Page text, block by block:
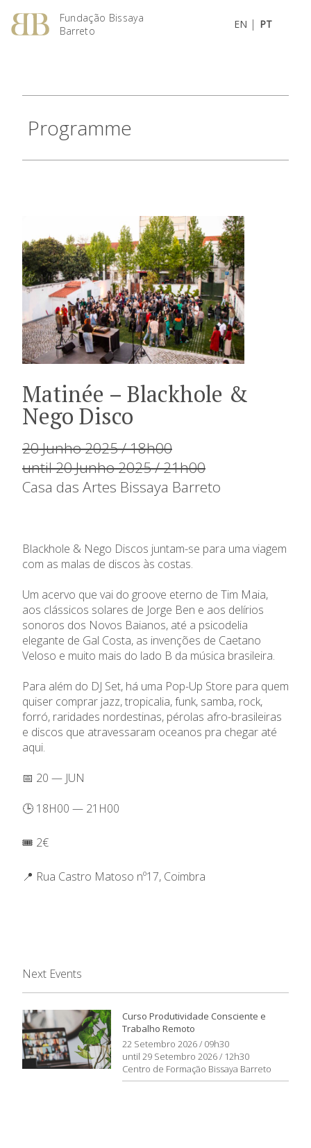
Fundação Bissaya
Barreto
EN | PT
Programme
Matinée – Blackhole &
Nego Disco
20 Junho 2025 / 18h00
until 20 Junho 2025 / 21h00
Casa das Artes Bissaya Barreto
Blackhole & Nego Discos juntam-se para uma viagem
com as malas de discos às costas.
Um acervo que vai do groove eterno de Tim Maia,
aos clássicos solares de Jorge Ben e aos delírios
sonoros dos Novos Baianos, até a psicodelia
elegante de Gal Costa, as invenções de Caetano
Veloso e muito mais do lado B da música brasileira.
Para além do DJ Set, há uma Pop-Up Store para quem
quiser comprar jazz, tropicalia, funk, samba, rock,
forró, raridades nordestinas, pérolas afro-brasileiras
e discos que atravessaram oceanos pra chegar até
aqui.
📅 20 — JUN
🕒 18H00 — 21H00
🎟️ 2€
📍 Rua Castro Matoso nº17, Coimbra
Next Events
Curso Produtividade Consciente e
Trabalho Remoto
22 Setembro 2026 / 09h30
until 29 Setembro 2026 / 12h30
Centro de Formação Bissaya Barreto